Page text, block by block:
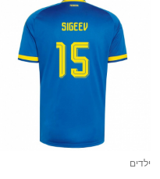
ילדים